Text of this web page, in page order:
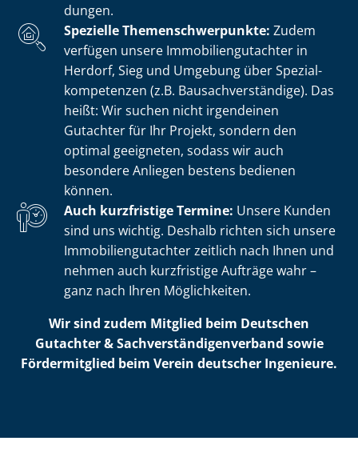
dun­gen.
Spezielle The­men­schwer­punk­te: Zudem
verfügen unsere Im­mo­bi­li­en­gut­ach­ter in
Herdorf, Sieg und Umgebung über Spe­zi­al­
kom­pe­ten­zen (z.B. Bau­sach­ver­stän­di­ge). Das
heißt: Wir suchen nicht irgendeinen
Gutachter für Ihr Projekt, sondern den
optimal geeigneten, sodass wir auch
besondere Anliegen bestens bedienen
können.
Auch kurzfristige Termine: Unsere Kunden
sind uns wichtig. Deshalb richten sich unsere
Im­mo­bi­li­en­gut­ach­ter zeitlich nach Ihnen und
nehmen auch kurzfristige Aufträge wahr –
ganz nach Ihren Möglichkeiten.
Wir sind zudem Mitglied beim Deutschen
Gutachter & Sach­ver­stän­di­gen­ver­band sowie
Fördermitglied beim Verein deutscher Ingenieure.